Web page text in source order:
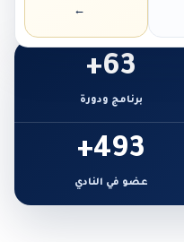
←
63+
برنامج ودورة
493+
عضو في النادي